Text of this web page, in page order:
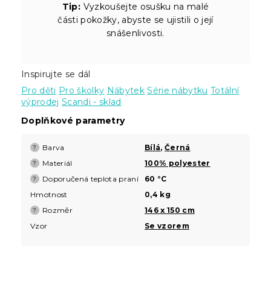
Tip: Vyzkoušejte osušku na malé
části pokožky, abyste se ujistili o její
snášenlivosti.
Inspirujte se dál
Pro děti Pro školky Nábytek Série nábytku Totální
výprodej Scandi - sklad
Doplňkové parametry
? Barva Bílá,Černá
? Materiál 100% polyester
? Doporučená teplota praní
60 °C
Hmotnost
0,4 kg
? Rozměr
146 x 150 cm
Vzor
Se vzorem